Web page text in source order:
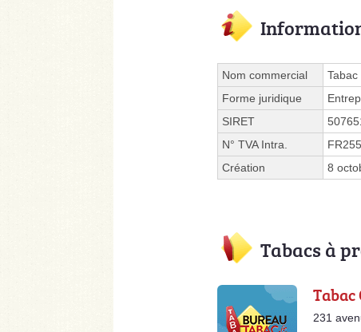
Nom commercial
Forme juridique
SIRET
N° TVA Intra.
Création
8
Tabacs à
231